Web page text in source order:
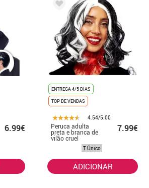
6.99€
ENTREGA 4/5 DIAS
TOP DE VENDAS
4.54/5.00
Peruca adulta
preta e branca de
vilão cruel
7.99€
T.Único
ADICIONAR